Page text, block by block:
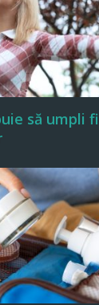
să umpli